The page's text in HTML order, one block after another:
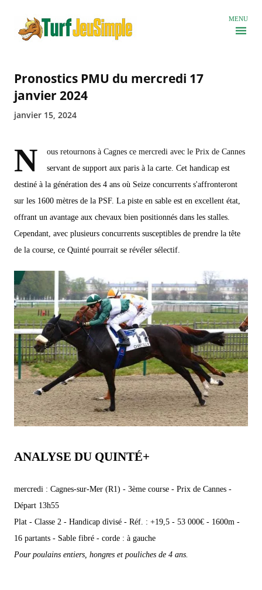
MENU
Pronostics PMU du mercredi 17
janvier 2024
janvier 15, 2024
N
ous retournons à Cagnes ce mercredi avec le Prix de Cannes
servant de support aux paris à la carte. Cet handicap est
destiné à la génération des 4 ans où Seize concurrents s'affronteront
sur les 1600 mètres de la PSF. La piste en sable est en excellent état,
offrant un avantage aux chevaux bien positionnés dans les stalles.
Cependant, avec plusieurs concurrents susceptibles de prendre la tête
de la course, ce Quinté pourrait se révéler sélectif.
ANALYSE DU QUINTÉ+
mercredi : Cagnes-sur-Mer (R1) - 3ème course - Prix de Cannes -
Départ 13h55
Plat - Classe 2 - Handicap divisé - Réf. : +19,5 - 53 000€ - 1600m -
16 partants - Sable fibré - corde : à gauche
Pour poulains entiers, hongres et pouliches de 4 ans.